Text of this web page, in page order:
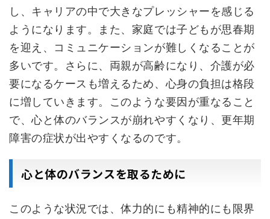
し、キャリアの中で大きなプレッシャーを感じる
ようになります。また、家庭では子どもが思春期
を迎え、コミュニケーションが難しくなることが
多いです。さらに、両親が高齢になり、介護が必
要になるケースも増えるため、心身の負担は格段
に増していきます。このような要因が重なること
で、心と体のバランスが崩れやすくなり、更年期
障害の症状が出やすくなるのです。
心と体のバランスを取るために
このような状況では、体力的にも精神的にも限界